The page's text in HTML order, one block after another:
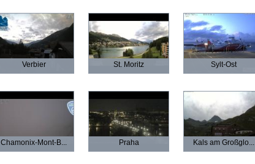
Verbier St. Moritz Sylt-Ost
Chamonix-Mont-B... Praha Kals am Großglo...